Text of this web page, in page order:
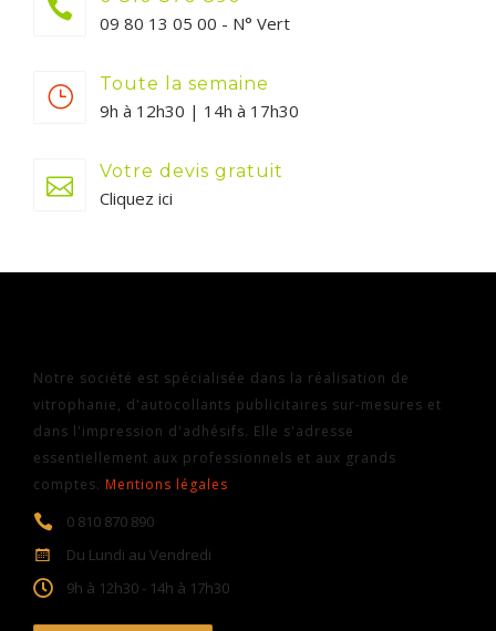
09 80 13 05 00 - N° Vert
Toute la semaine
9h à 12h30 | 14h à 17h30
Votre devis gratuit
Cliquez ici
Notre société est spécialisée dans la réalisation de
vitrophanie, d'autocollants publicitaires sur-mesures et
dans l'impression d'adhésifs. Elle s'adresse
essentiellement aux professionnels et aux grands
comptes. Mentions légales
0 810 870 890
Du Lundi au Vendredi
9h à 12h30 - 14h à 17h30